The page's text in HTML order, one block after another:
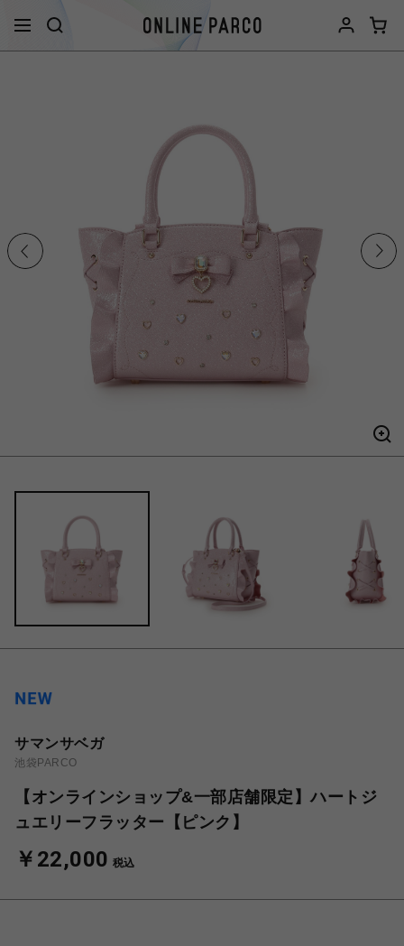
サマンサベガ
池袋PARCO
【オンラインショップ&一部店舗限定】ハートジ
ュエリーフラッター【ピンク】
￥22,000 税込